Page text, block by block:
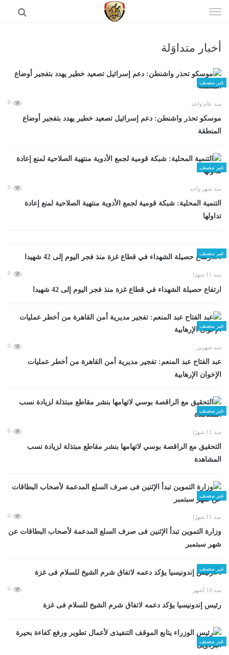
الى
أخبار متداوَلة
غير مصنف
منذ عام واحد 0
موسكو تحذر واشنطن: دعم إسرائيل تصعيد خطير يهدد بتفجير أوضاع
المنطقة
غير مصنف
منذ شهر واحد 0
التنمية المحلية: شبكة قومية لجمع الأدوية منتهية الصلاحية لمنع إعادة
تداولها
غير مصنف
منذ 11 شهرًا 0
ارتفاع حصيلة الشهداء في قطاع غزة منذ فجر اليوم إلى 42 شهيدا
غير مصنف
منذ شهرين 0
عبد الفتاح عبد المنعم: تفجير مديرية أمن القاهرة من أخطر عمليات
الإخوان الإرهابية
غير مصنف
منذ 11 شهرًا 0
التحقيق مع الراقصة بوسي لاتهامها بنشر مقاطع مبتذلة لزيادة نسب
المشاهدة
غير مصنف
منذ 11 شهرًا 0
وزارة التموين تبدأ الإثنين فى صرف السلع المدعمة لأصحاب البطاقات عن
شهر سبتمبر
غير مصنف
منذ 10 أشهر 0
رئيس إندونيسيا يؤكد دعمه لاتفاق شرم الشيخ للسلام فى غزة
غير مصنف